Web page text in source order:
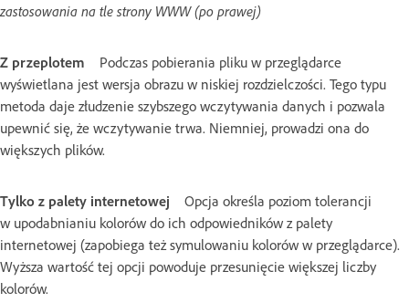
zastosowania na tle strony WWW (po prawej)
Z przeplotem
Podczas pobierania pliku w przeglądarce
wyświetlana jest wersja obrazu w niskiej rozdzielczości. Tego typu
metoda daje złudzenie szybszego wczytywania danych i pozwala
upewnić się, że wczytywanie trwa. Niemniej, prowadzi ona do
większych plików.
Tylko z palety internetowej
Opcja określa poziom tolerancji
w upodabnianiu kolorów do ich odpowiedników z palety
internetowej (zapobiega też symulowaniu kolorów w przeglądarce).
Wyższa wartość tej opcji powoduje przesunięcie większej liczby
kolorów.